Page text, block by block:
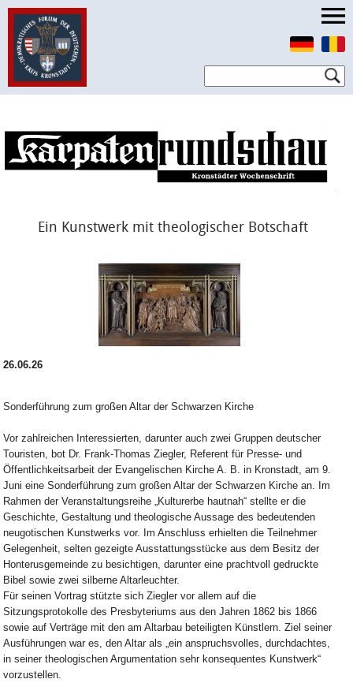
Ein Kunstwerk mit theologischer Botschaft
26.06.26
Sonderführung zum großen Altar der Schwarzen Kirche
Vor zahlreichen Interessierten, darunter auch zwei Gruppen deutscher
Touristen, bot Dr. Frank-Thomas Ziegler, Referent für Presse- und
Öffentlichkeitsarbeit der Evangelischen Kirche A. B. in Kronstadt, am 9.
Juni eine Sonderführung zum großen Altar der Schwarzen Kirche an. Im
Rahmen der Veranstaltungsreihe „Kulturerbe hautnah“ stellte er die
Geschichte, Gestaltung und theologische Aussage des bedeutenden
neugotischen Kunstwerks vor. Im Anschluss erhielten die Teilnehmer
Gelegenheit, selten gezeigte Ausstattungsstücke aus dem Besitz der
Honterusgemeinde zu besichtigen, darunter eine prachtvoll gedruckte
Bibel sowie zwei silberne Altarleuchter.
Für seinen Vortrag stützte sich Ziegler vor allem auf die
Sitzungsprotokolle des Presbyteriums aus den Jahren 1862 bis 1866
sowie auf Verträge mit den am Altarbau beteiligten Künstlern. Ziel seiner
Ausführungen war es, den Altar als „ein anspruchsvolles, durchdachtes,
in seiner theologischen Argumentation sehr konsequentes Kunstwerk“
vorzustellen.